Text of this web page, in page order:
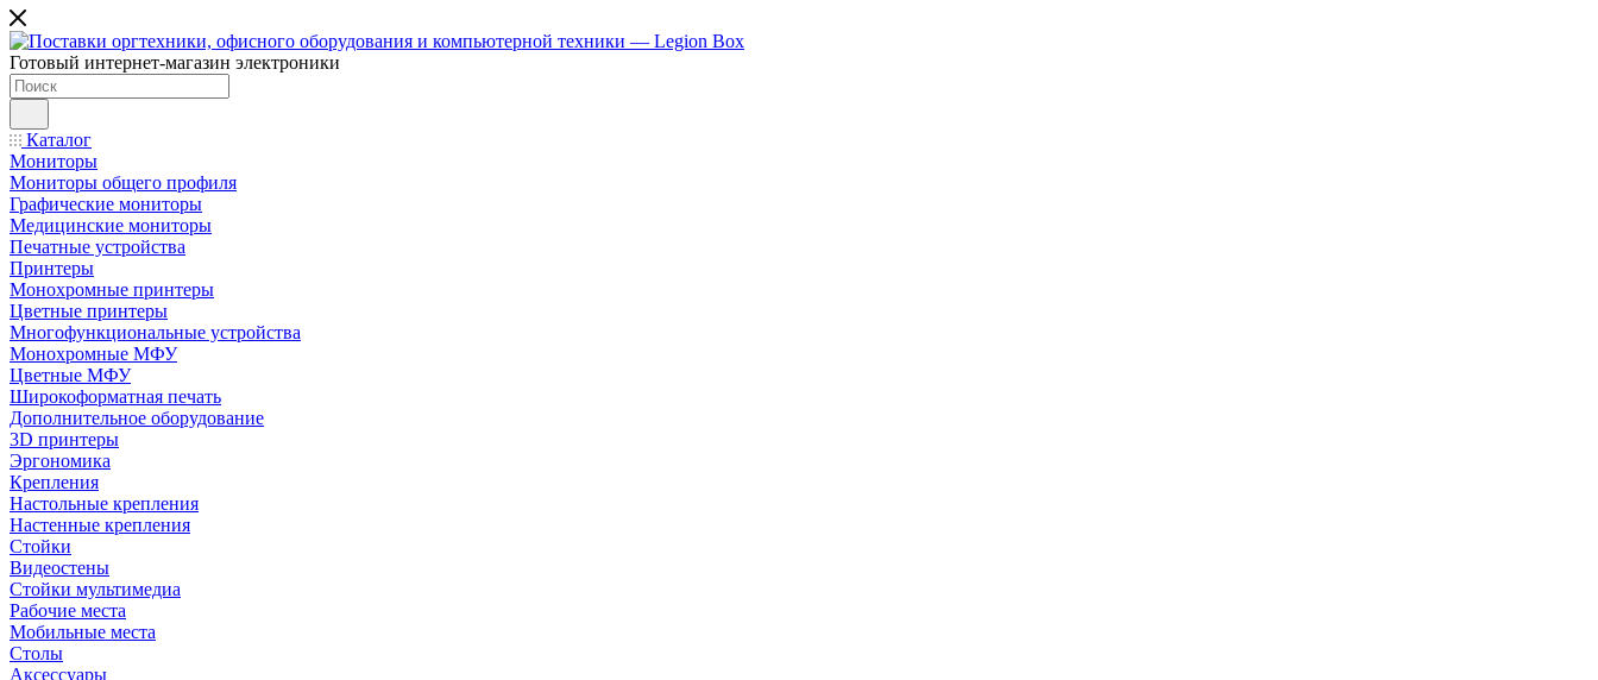
Готовый интернет-магазин электроники
Каталог
Мониторы
Мониторы общего профиля
Графические мониторы
Медицинские мониторы
Печатные устройства
Принтеры
Моноxромныe принтеры
Цвeтныe принтеры
Многофункциональные устройства
Монохромные МФУ
Цветные МФУ
Широкоформатная печать
Дополнительное оборудование
3D принтеры
Эргономика
Крепления
Настольные крепления
Настенные крепления
Стойки
Видеостены
Стойки мультимедиа
Рабочие места
Мобильные места
Столы
Аксессуары